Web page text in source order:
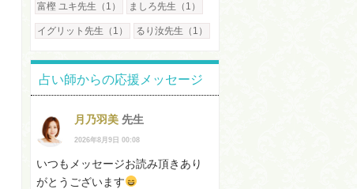
富樫 ユキ先生（1） ましろ先生（1）
イグリット先生（1） るり汝先生（1）
占い師からの応援メッセージ
月乃羽美 先生
2026年8月9日 00:08
いつもメッセージお読み頂きあり
がとうございます